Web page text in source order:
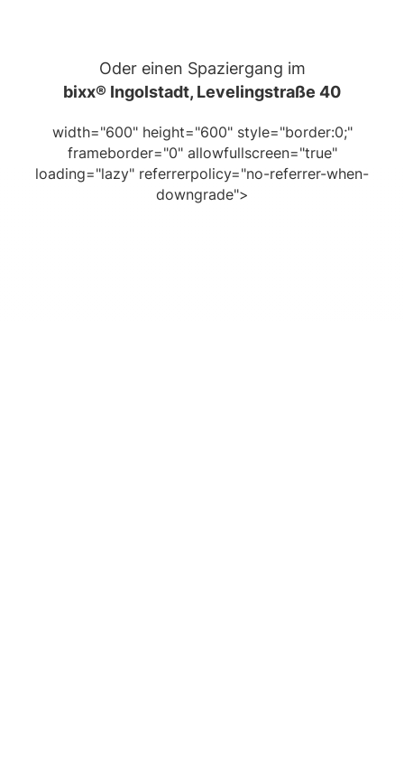
Oder einen Spaziergang im
bixx® Ingolstadt, Levelingstraße 40
width="600" height="600" style="border:0;"
frameborder="0" allowfullscreen="true"
loading="lazy" referrerpolicy="no-referrer-when-
downgrade">